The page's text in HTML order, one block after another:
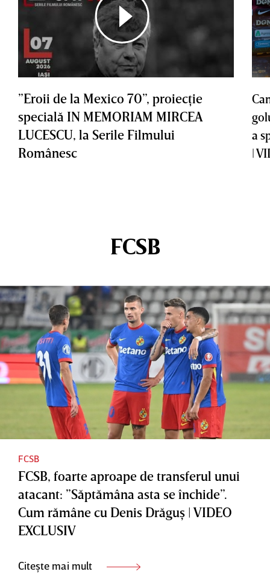
”Eroii de la Mexico 70”, proiecţie
specială IN MEMORIAM MIRCEA
LUCESCU, la Serile Filmului
Românesc
a
|
FCSB
FCSB
FCSB, foarte aproape de transferul unui
atacant: ”Săptămâna asta se închide”.
Cum rămâne cu Denis Drăguş | VIDEO
EXCLUSIV
Citește mai mult